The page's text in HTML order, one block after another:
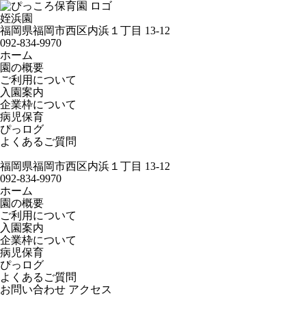
姪浜園
福岡県福岡市西区内浜１丁目 13-12
092-834-9970
ホーム
園の概要
ご利用について
入園案内
企業枠について
病児保育
ぴっログ
よくあるご質問
福岡県福岡市西区内浜１丁目 13-12
092-834-9970
ホーム
園の概要
ご利用について
入園案内
企業枠について
病児保育
ぴっログ
よくあるご質問
お問い合わせ アクセス